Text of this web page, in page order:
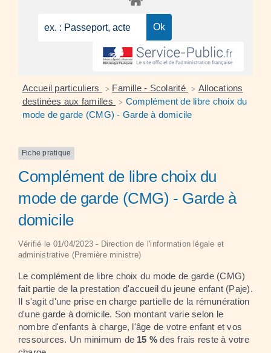
Accueil particuliers > Famille - Scolarité > Allocations
destinées aux familles
> Complément de libre choix du
mode de garde (CMG) - Garde à domicile
Fiche pratique
Complément de libre choix du
mode de garde (CMG) - Garde à
domicile
Vérifié le 01/04/2023 - Direction de l'information légale et
administrative (Première ministre)
Le complément de libre choix du mode de garde (CMG)
fait partie de la prestation d'accueil du jeune enfant (Paje).
Il s'agit d'une prise en charge partielle de la rémunération
d'une garde à domicile. Son montant varie selon le
nombre d'enfants à charge, l'âge de votre enfant et vos
ressources. Un minimum de 15 % des frais reste à votre